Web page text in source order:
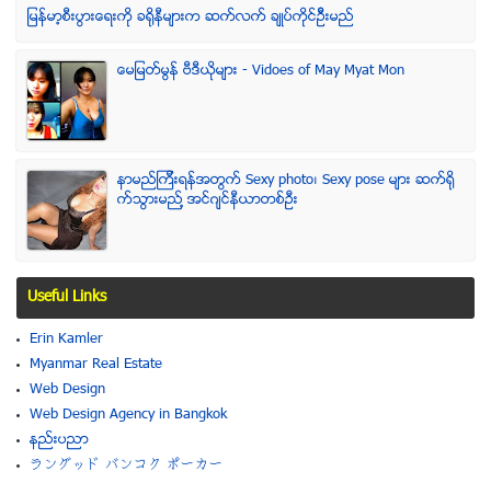
ျမန္မာ့စီးပြားေရးကို ခရိုနီမ်ားက ဆက္လက္ ခ်ဳပ္ကိုင္ဥိီးမည္
ေမျမတ္မြန္ ဗီဒီယုိမ်ား - Vidoes of May Myat Mon
နာမည္ၾကီးရန္အတြက္ Sexy photo၊ Sexy pose မ်ား ဆက္ရို
က္သြားမည္႔ အင္ဂ်င္နီယာတစ္ဦး
Useful Links
Erin Kamler
Myanmar Real Estate
Web Design
Web Design Agency in Bangkok
နည္းပညာ
ラングッド バンコク ポーカー